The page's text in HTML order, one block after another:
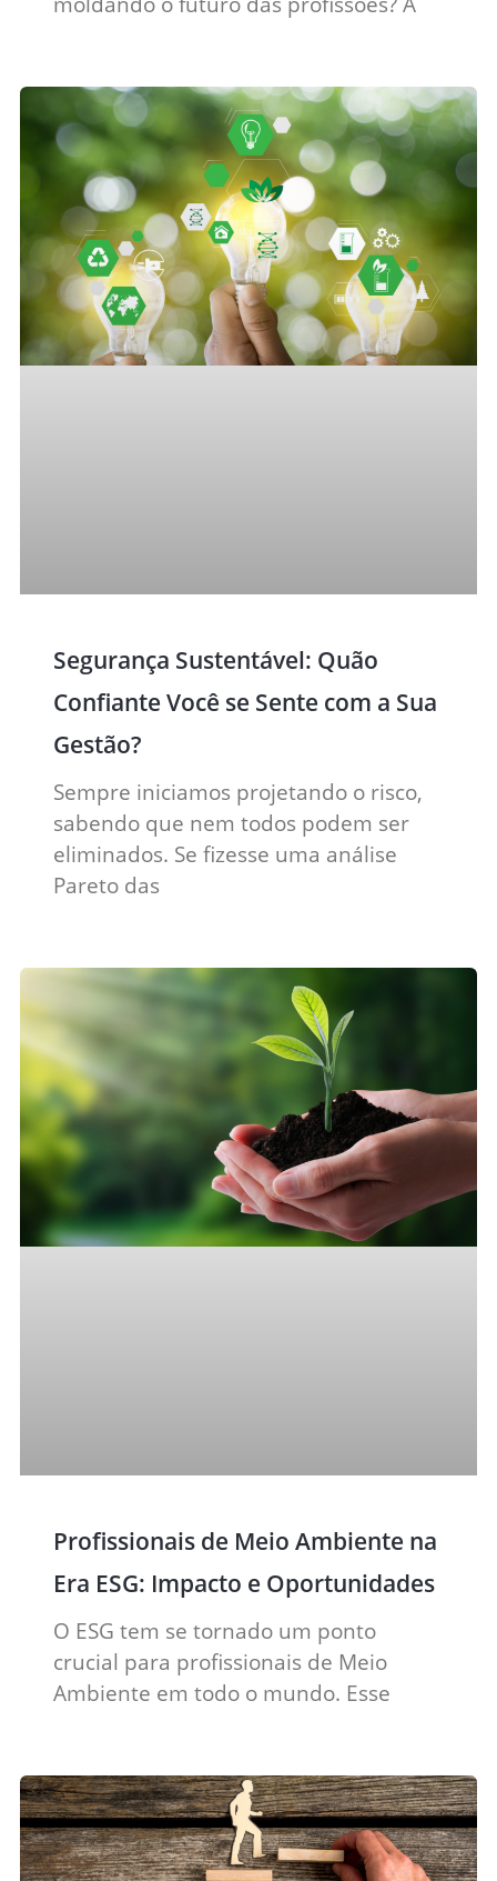
Segurança Sustentável: Quão
Confiante Você se Sente com a Sua
Gestão?
Sempre iniciamos projetando o risco,
sabendo que nem todos podem ser
eliminados. Se fizesse uma análise
Pareto das
Profissionais de Meio Ambiente na
Era ESG: Impacto e Oportunidades
O ESG tem se tornado um ponto
crucial para profissionais de Meio
Ambiente em todo o mundo. Esse